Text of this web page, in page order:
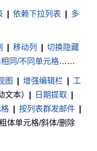
依赖下拉列表
多
移动列
切换隐藏
同/不同单元格……
图 增强编辑栏
工
文本） 日期提取
按列表群发邮件
粗体单元格/斜体/删除